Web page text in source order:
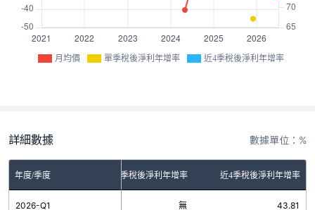
月均價 單季稅後淨利年增率 近4季稅後淨利年增率
詳細數據 數據單位：%
年度/季度 單季稅後淨利年增率 近4季稅後淨利年增率
2026-Q1 無 43.81